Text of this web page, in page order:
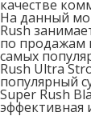
качестве
На данный
Rush
по продажам
самых
Rush Ultra
популярный
Super Rush
эффективная